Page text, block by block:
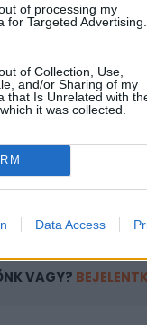
of processing my
for Targeted Advertising.
of Collection, Use,
and/or Sharing of my
that Is Unrelated with
it was collected.
Data Access
a portfolio.hu
olvasása
kötött.
cikkarchívum
BÉT elmúlt 2 év
VAGY?